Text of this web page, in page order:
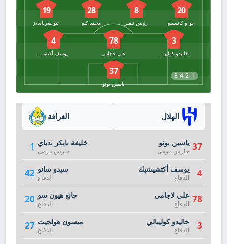
3-4-2-1
20
جواو كانسيلو
8
روبين نيفيز
28
محمد كنو
19
ثيو هيرنانديز
3
خاليدو كوليبالي
78
علي لاجامي
4
يوسف أكتشيشيك
37
ياسين بونو
الغرافة
1 خليفة بابكر ندياي
حارس مرمى
42 سيدو سانو
الدفاع
20 جانغ هيون سو
الدفاع
27 ميسون هولجيت
الدفاع
الهلال
37 ياسين بونو
حارس مرمى
4 يوسف أكتشيشيك
الدفاع
78 علي لاجامي
الدفاع
3 خاليدو كوليبالي
الدفاع